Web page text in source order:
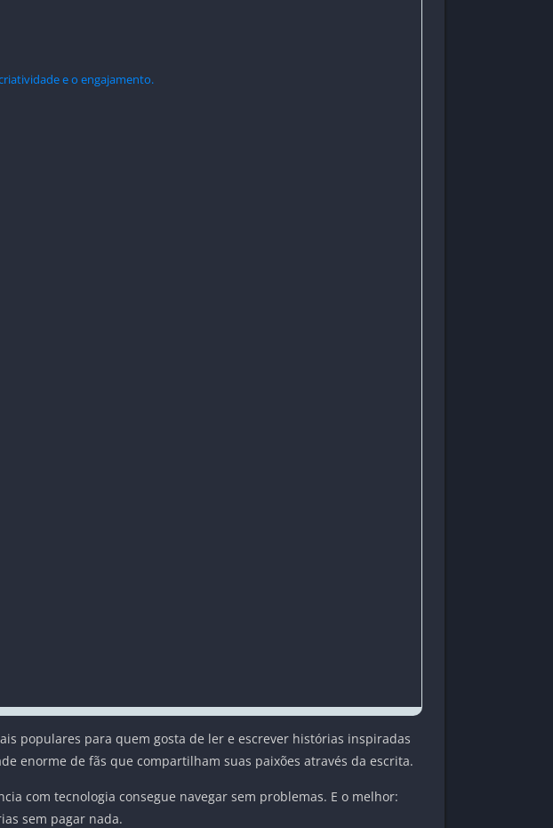
e o engajamento.
populares para quem gosta de ler e escrever histórias inspiradas
enorme de fãs que compartilham suas paixões através da escrita.
com tecnologia consegue navegar sem problemas. E o melhor:
sem pagar nada.